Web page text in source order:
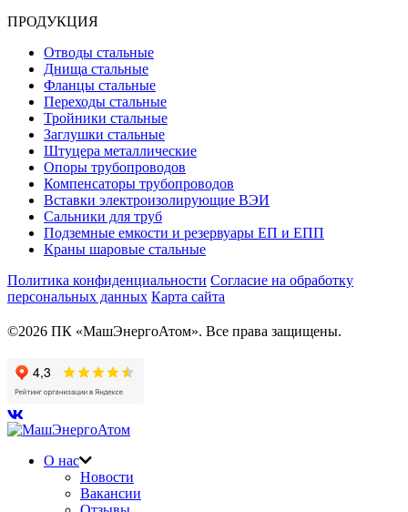
ПРОДУКЦИЯ
Отводы стальные
Днища стальные
Фланцы стальные
Переходы стальные
Тройники стальные
Заглушки стальные
Штуцера металлические
Опоры трубопроводов
Компенсаторы трубопроводов
Вставки электроизолирующие ВЭИ
Сальники для труб
Подземные емкости и резервуары ЕП и ЕПП
Краны шаровые стальные
Политика конфиденциальности Согласие на обработку
персональных данных Карта сайта
©2026 ПК «МашЭнергоАтом». Все права защищены.
О нас
Новости
Вакансии